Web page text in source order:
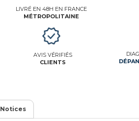
LIVRÉ EN 48H EN FRANCE
MÉTROPOLITAINE
AVIS VÉRIFIÉS
CLIENTS
Notices